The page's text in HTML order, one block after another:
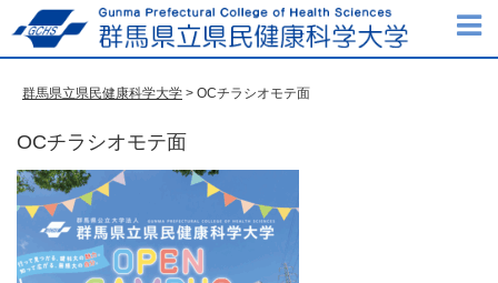
群馬県立県民健康科学大学 > OCチラシオモテ面
OCチラシオモテ面